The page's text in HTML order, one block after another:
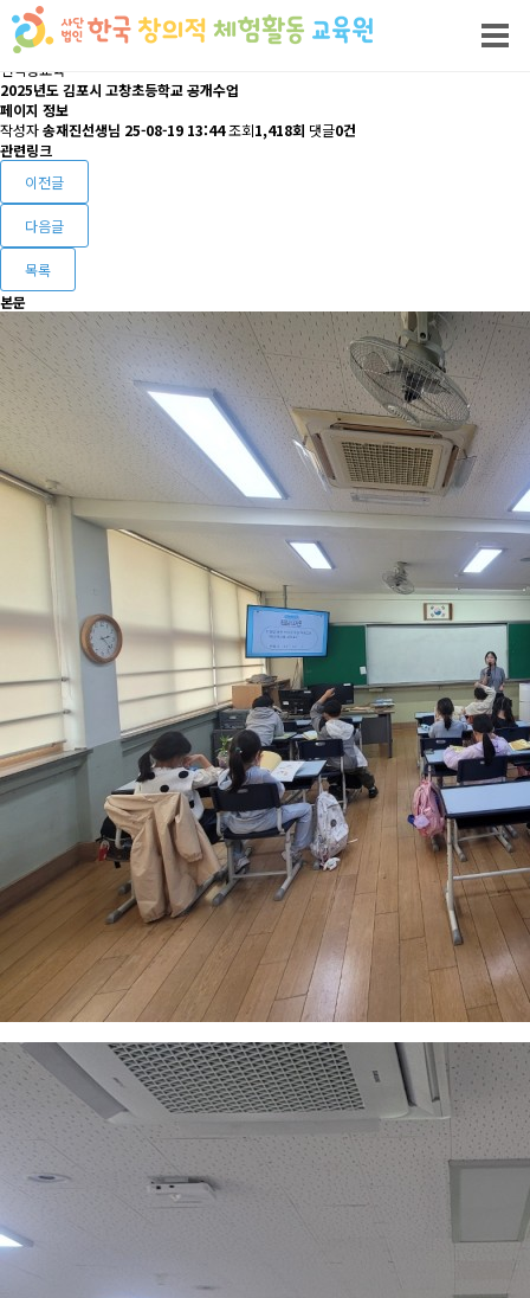
선택형교육
2025년도 김포시 고창초등학교 공개수업
페이지 정보
작성자송재진선생님 25-08-19 13:44조회1,418회 댓글0건
관련링크
이전글
다음글
목록
본문